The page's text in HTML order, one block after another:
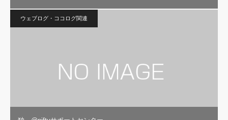
ウェブログ・ココログ関連